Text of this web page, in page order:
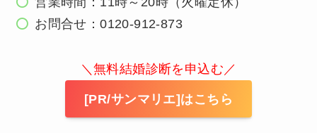
お問合せ：0120-912-873
＼無料結婚診断を申込む／
[PR/サンマリエ]はこちら